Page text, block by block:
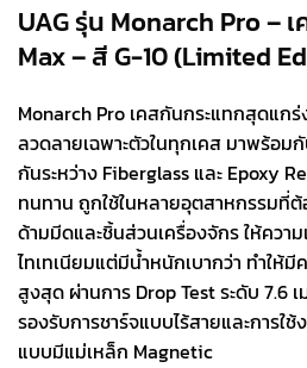
UAG รุ่น Monarch Pro –
Max – สี G-10 (Limited
Monarch Pro เคสกันกระแทกสุดแกร่
ลวดลายเฉพาะตัวในทุกเคส มาพร้อม
กันระหว่าง Fiberglass และ Epoxy
ทนทาน ถูกใช้ในหลายอุตสาหกรรมที่
ด้ามมีดและชิ้นส่วนเครื่องจักร ให้ควา
ไทเทเนียมแต่มีน้ำหนักเบากว่า ทำให้
สูงสุด ผ่านการ Drop Test ระดับ 7.6 เ
รองรับการชาร์จแบบไร้สายและการใ
แบบมีแม่เหล็ก Magnetic